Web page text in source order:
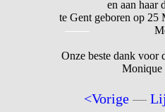
en aan haar
te Gent geboren op 25
Onze beste dank voor
Monique
<Vorige —